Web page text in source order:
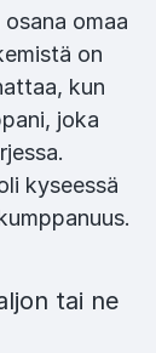
omaa
on
kun
joka
kyseessä
tai ne